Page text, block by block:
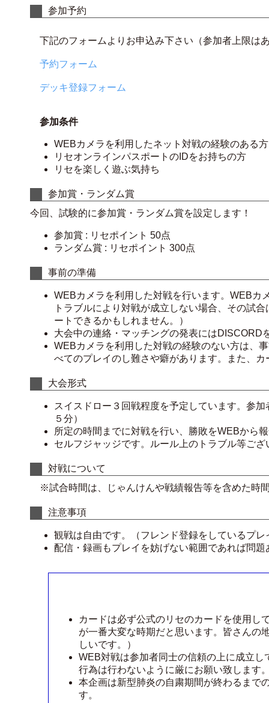
参加予約
下記のフォームよりお申込み下さい（参加者上限は
予約フォーム
デッキ登録フォーム
参加条件
WEBカメラを利用したネット対戦の経験のある
リセオンラインパスポートのIDをお持ちの方
リセを楽しく遊ぶ気持ち
参加賞・ランダム賞
今回、試験的に参加賞・ランダム賞を設定します！
参加賞 : リセポイント 50点
ランダム賞 : リセポイント 300点
事前の準備
WEBカメラを利用した対戦を行います。WEBカ
トラブルにより対戦が成立しない場合、その試
ートできるかもしれません。）
大会中の連絡・マッチングの発表にはDISCORD
WEBカメラを利用した対戦の経験のない方は、
べてのプレイのし難さや癖があります。また、
大会形式
スイスドロー３回戦程度を予定しています。参
５分）
所定の時間までに対戦を行い、勝敗をWEBから
セルフジャッジです。ルール上のトラブル等ご
対戦について
※試合時間は、じゃんけんや戦績報告等を含めた時
注意事項
観戦は自由です。（フレンド登録をしているプ
配信・録画もプレイを妨げない範囲であれば問
カードは必ず公式のリセのカードを使用し
が一番大変な時期だと思います。皆さんの
しいです。）
WEB対戦は参加者同士の信頼の上に成立
行為は行わないように厳にお願い致します
本企画は新型肺炎の自粛期間が終わるまで
す。